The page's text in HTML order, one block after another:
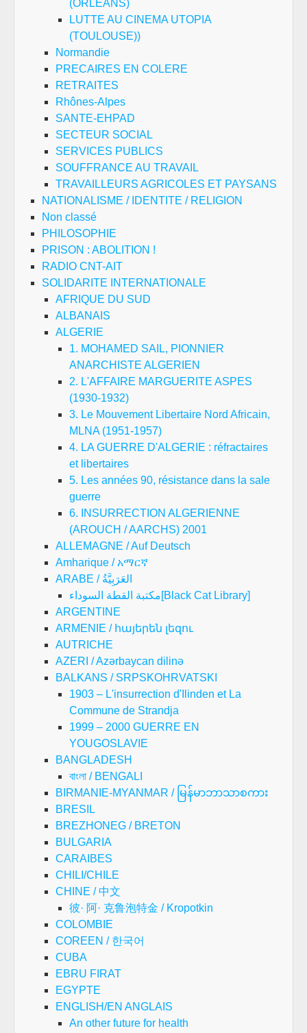
(ORLEANS)
LUTTE AU CINEMA UTOPIA
(TOULOUSE))
Normandie
PRECAIRES EN COLERE
RETRAITES
Rhônes-Alpes
SANTE-EHPAD
SECTEUR SOCIAL
SERVICES PUBLICS
SOUFFRANCE AU TRAVAIL
TRAVAILLEURS AGRICOLES ET PAYSANS
NATIONALISME / IDENTITE / RELIGION
Non classé
PHILOSOPHIE
PRISON : ABOLITION !
RADIO CNT-AIT
SOLIDARITE INTERNATIONALE
AFRIQUE DU SUD
ALBANAIS
ALGERIE
1. MOHAMED SAIL, PIONNIER
ANARCHISTE ALGERIEN
2. L'AFFAIRE MARGUERITE ASPES
(1930-1932)
3. Le Mouvement Libertaire Nord Africain,
MLNA (1951-1957)
4. LA GUERRE D'ALGERIE : réfractaires
et libertaires
5. Les années 90, résistance dans la sale
guerre
6. INSURRECTION ALGERIENNE
(AROUCH / AARCHS) 2001
ALLEMAGNE / Auf Deutsch
Amharique / አማርኛ
ARABE / العَرَبِيَّةُ
مكتبة القطة السوداء[Black Cat Library]
ARGENTINE
ARMENIE / հայերեն լեզու
AUTRICHE
AZERI / Azərbaycan dilinə
BALKANS / SRPSKOHRVATSKI
1903 – L'insurrection d'Ilinden et La
Commune de Strandja
1999 – 2000 GUERRE EN
YOUGOSLAVIE
BANGLADESH
বাংলা / BENGALI
BIRMANIE-MYANMAR / မြန်မာဘာသာစကား
BRESIL
BREZHONEG / BRETON
BULGARIA
CARAIBES
CHILI/CHILE
CHINE / 中文
彼· 阿· 克鲁泡特金 / Kropotkin
COLOMBIE
COREEN / 한국어
CUBA
EBRU FIRAT
EGYPTE
ENGLISH/EN ANGLAIS
An other future for health